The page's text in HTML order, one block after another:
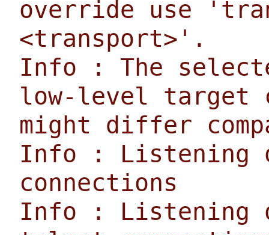
override use
<transport>'.
Info : The
low-level target
might differ
Info : Listening
connections
Info : Listening